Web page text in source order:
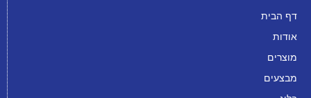
דף הבית
אודות
מוצרים
מבצעים